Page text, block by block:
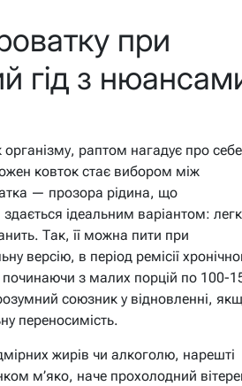
при
гід з
раптом нагадує про себе
ковток стає вибором між
— прозора рідина, що
ідеальним варіантом:
Так, її можна пити при
версію, в період ремісії
з малих порцій по 100-
союзник у відновленні,
переносимість.
жирів чи алкоголю, нарешті
м’яко, наче прохолодний